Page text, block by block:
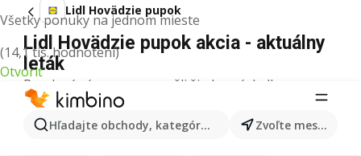
Všetky ponuky na jednom mieste
(14,1 tis. hodnotení)
Otvoriť
Hľadajte obchody, kategórie, produkty... Zvoľte mesto
Lidl Hovädzie pupok
Lidl Hovädzie pupok akcia - aktuálny
leták
Pre daný výraz sme nenašli žiadne výsledky.
Ďalšie produkty v obchodoch Lidl
Lidl Kapor Ashwagandha Nintendo Switch